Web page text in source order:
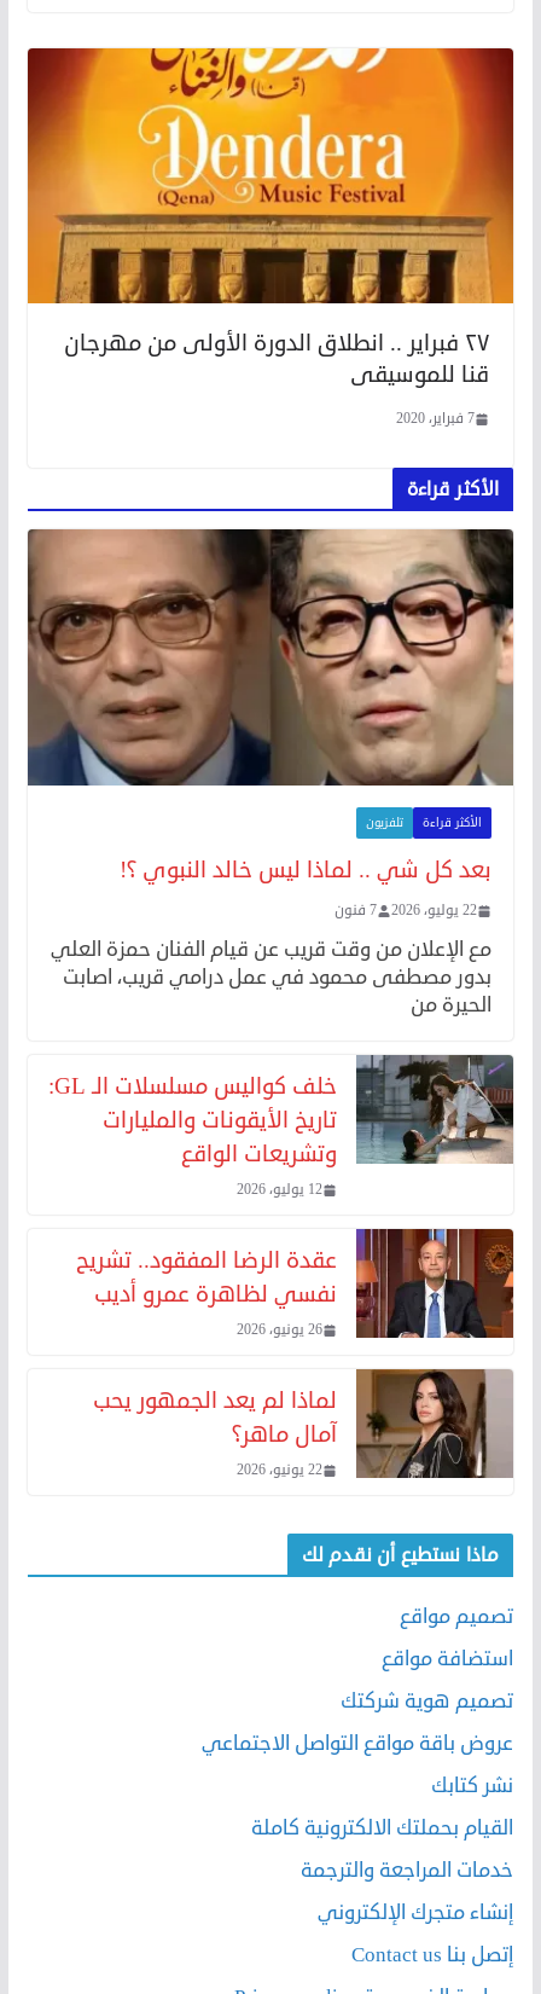
٢٧ فبراير .. انطلاق الدورة الأولى من مهرجان
قنا للموسيقى
7 فبراير، 2020
الأكثر قراءة
الأكثر قراءة تلفزيون
بعد كل شي .. لماذا ليس خالد النبوي ؟!
22 يوليو، 2026 7 فنون
مع الإعلان من وقت قريب عن قيام الفنان حمزة العلي
بدور مصطفى محمود في عمل درامي قريب، اصابت
الحيرة من
خلف كواليس مسلسلات الـ GL:
تاريخ الأيقونات والمليارات
وتشريعات الواقع
12 يوليو، 2026
عقدة الرضا المفقود.. تشريح
نفسي لظاهرة عمرو أديب
26 يونيو، 2026
لماذا لم يعد الجمهور يحب
آمال ماهر؟
22 يونيو، 2026
ماذا نستطيع أن نقدم لك
تصميم مواقع
استضافة مواقع
تصميم هوية شركتك
عروض باقة مواقع التواصل الاجتماعي
نشر كتابك
القيام بحملتك الالكترونية كاملة
خدمات المراجعة والترجمة
إنشاء متجرك الإلكتروني
إتصل بنا Contact us